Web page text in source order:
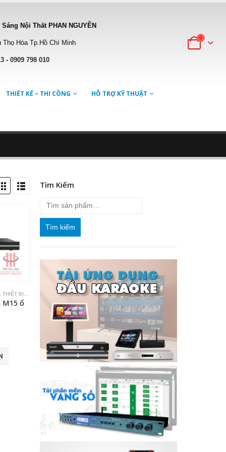
Nội Thất PHAN NGUYỄN
Hòa Tp.Hồ Chí Minh
-0909 798 010
0
THIẾT KẾ – THI CÔNG HỖ TRỢ KỸ THUẬT
,THIẾT BỊ KARAOKE
M15 ổ
Tìm Kiếm
Tìm kiếm